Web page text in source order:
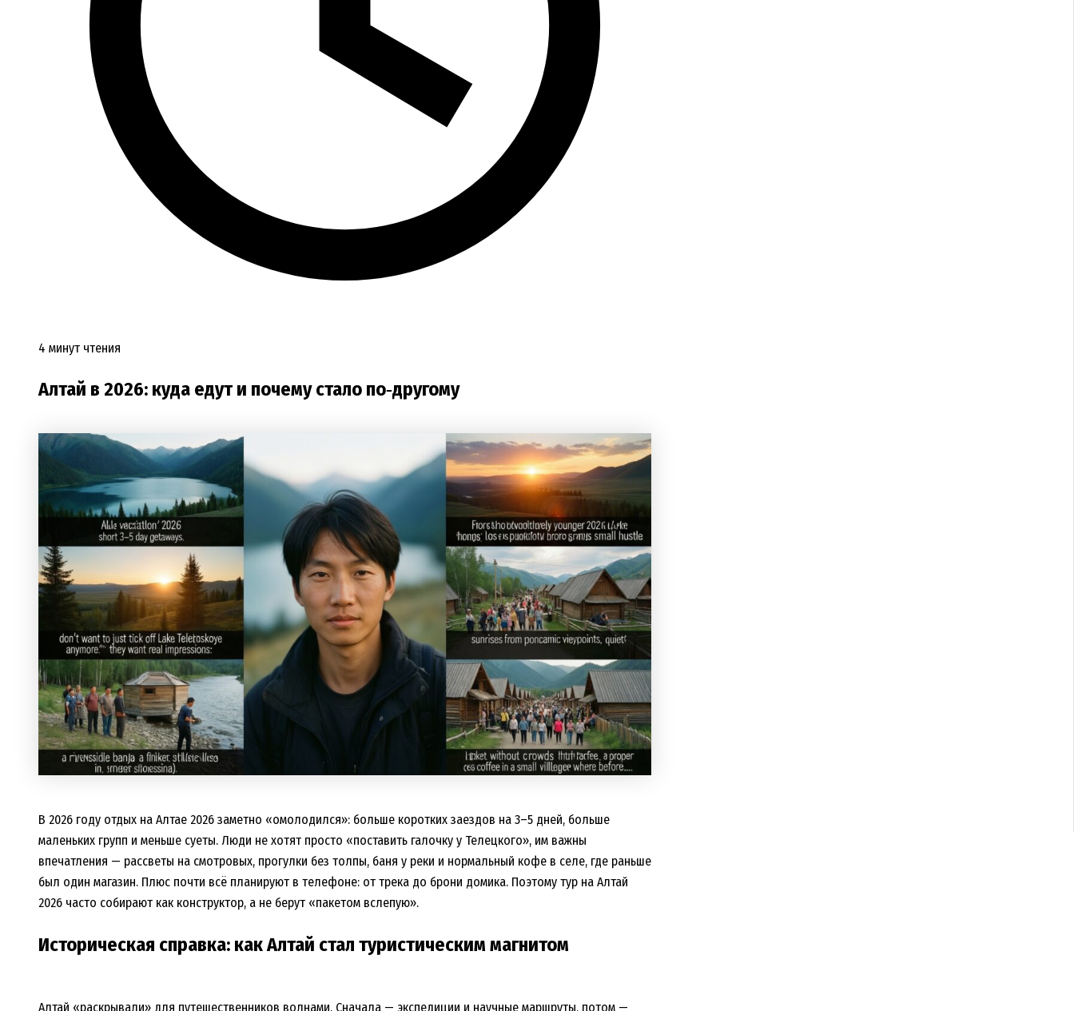
4 минут чтения
Алтай в 2026: куда едут и почему стало по‑другому
В 2026 году отдых на Алтае 2026 заметно «омолодился»: больше коротких заездов на 3–5 дней, больше
маленьких групп и меньше суеты. Люди не хотят просто «поставить галочку у Телецкого», им важны
впечатления — рассветы на смотровых, прогулки без толпы, баня у реки и нормальный кофе в селе, где раньше
был один магазин. Плюс почти всё планируют в телефоне: от трека до брони домика. Поэтому тур на Алтай
2026 часто собирают как конструктор, а не берут «пакетом вслепую».
Историческая справка: как Алтай стал туристическим магнитом
Алтай «раскрывали» для путешественников волнами. Сначала — экспедиции и научные маршруты, потом —